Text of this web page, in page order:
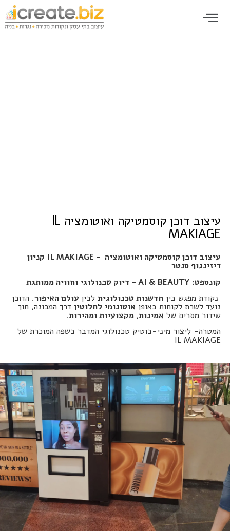
עיצוב דוכן קוסמטיקה ואוטומציה IL
MAKIAGE
עיצוב דוכן קוסמטיקה ואוטומציה – IL MAKIAGE קניון
דיזינגוף סנטר
קונספט: AI & BEAUTY –
דיוק טכנולוגי וחוויה ממותגת
נקודת מפגש בין חדשנות טכנולוגיתלבין עולם האיפור. הדוכן
נועד לשרת לקוחות באופן אוטונומי לחלוטיןדרך המכונה, תוך
שידור מסרים של אמינות, מקצועיות ומהירות.
המטרה- ליצור מיני-בוטיק טכנולוגי המדבר בשפה המוכרת של
IL MAKIAGE